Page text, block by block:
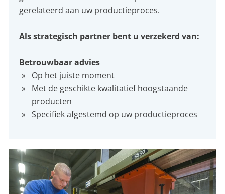
gerelateerd aan uw productieproces.
Als strategisch partner bent u verzekerd van:
Betrouwbaar advies
Op het juiste moment
Met de geschikte kwalitatief hoogstaande
producten
Specifiek afgestemd op uw productieproces